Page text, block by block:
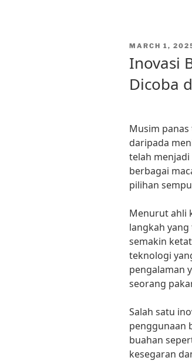
POSTED
MARCH 1,
Inovasi
Dicoba
Musim
daripada
telah
berbagai
pilihan
Menurut ahli
langkah
semakin
teknologi
pengalaman
seorang
Salah satu
penggunaan
buahan
kesegaran